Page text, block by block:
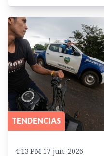
TENDENCIAS
4:13 PM 17 jun. 2026